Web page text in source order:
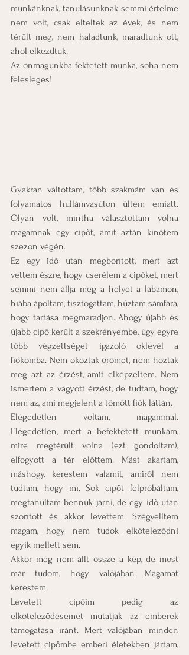
munkánknak, tanulásunknak semmi értelme
nem volt, csak elteltek az évek, és nem
térült meg, nem haladtunk, maradtunk ott,
ahol elkezdtük.
Az önmagunkba fektetett munka, soha nem
felesleges!
Gyakran váltottam, több szakmám van és
folyamatos hullámvasúton ültem emiatt.
Olyan volt, mintha választottam volna
magamnak egy cipőt, amit aztán kinőtem
szezon végén.
Ez egy idő után megborított, mert azt
vettem észre, hogy cserélem a cipőket, mert
semmi nem állja meg a helyét a lábamon,
hiába ápoltam, tisztogattam, húztam sámfára,
hogy tartása megmaradjon. Ahogy újabb és
újabb cipő került a szekrényembe, úgy egyre
több végzettséget igazoló oklevél a
fiókomba. Nem okoztak örömet, nem hozták
meg azt az érzést, amit elképzeltem. Nem
ismertem a vágyott érzést, de tudtam, hogy
nem az, ami megjelent a tömött fiók láttán.
Elégedetlen voltam, magammal.
Elégedetlen, mert a befektetett munkám,
mire megtérült volna (ezt gondoltam),
elfogyott a tér előttem. Mást akartam,
máshogy, kerestem valamit, amiről nem
tudtam, hogy mi. Sok cipőt felpróbáltam,
megtanultam bennük járni, de egy idő után
szorított és akkor levettem. Szégyelltem
magam, hogy nem tudok elköteleződni
egyik mellett sem.
Akkor még nem állt össze a kép, de most
már tudom, hogy valójában Magamat
kerestem.
Levetett cipőim pedig az
elköteleződésemet mutatják az emberek
támogatása iránt. Mert valójában minden
levetett cipőmbe emberi életekben jártam,